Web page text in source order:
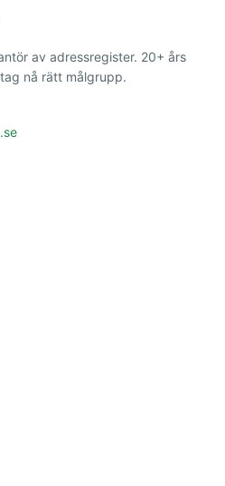
av adressregister. 20+ års
nå rätt målgrupp.